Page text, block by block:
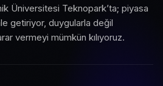
Üniversitesi Teknopark’ta; piyasa
getiriyor, duygularla değil
vermeyi mümkün kılıyoruz.